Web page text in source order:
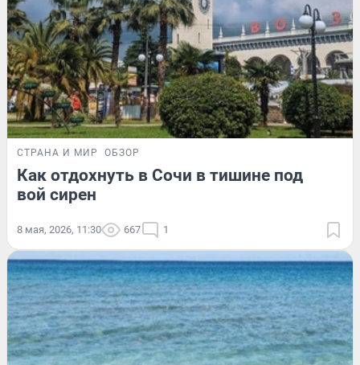
СТРАНА И МИР ОБЗОР
Как отдохнуть в Сочи в тишине под
вой сирен
8 мая, 2026, 11:30 667 1